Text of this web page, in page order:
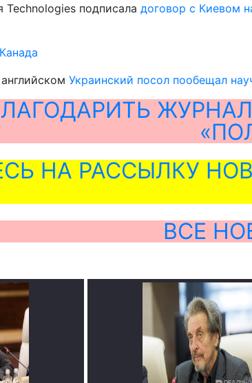
Technologies подписала договор с Киевом
Канада
Украинский посол пообещал
НА РАССЫЛКУ
ВСЕ